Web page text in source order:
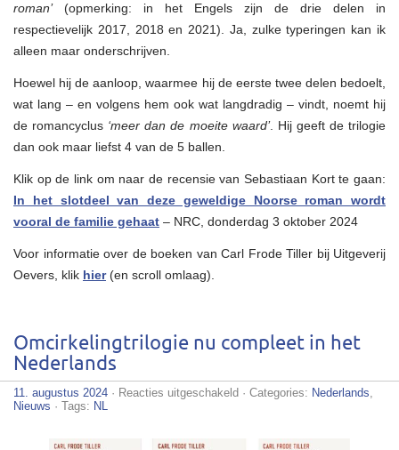
roman’(opmerking: in het Engels zijn de drie delen in
respectievelijk 2017, 2018 en 2021). Ja, zulke typeringen kan ik
alleen maar onderschrijven.
Hoewel hij de aanloop, waarmee hij de eerste twee delen bedoelt,
wat lang – en volgens hem ook wat langdradig – vindt, noemt hij
de romancyclus ‘meer dan de moeite waard’. Hij geeft de trilogie
dan ook maar liefst 4 van de 5 ballen.
Klik op de link om naar de recensie van Sebastiaan Kort te gaan:
In het slotdeel van deze geweldige Noorse roman wordt
vooral de familie gehaat – NRC, donderdag 3 oktober 2024
Voor informatie over de boeken van Carl Frode Tiller bij Uitgeverij
Oevers, klik hier(en scroll omlaag).
Omcirkelingtrilogie nu compleet in het
Nederlands
11. augustus 2024 · Reacties uitgeschakeldvoor
· Categories: Nederlands,
Nieuws · Tags: NL